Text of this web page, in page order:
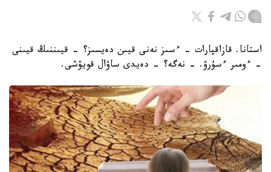
استانا. قازاقپارات – ءسىز نەنى قيىن دەيسىز؟ - قيىننىڭ قيىنى
- ءومىر ءسۇرۋ. - نەگە؟ - دەيدى ساۋال قويۋشى.